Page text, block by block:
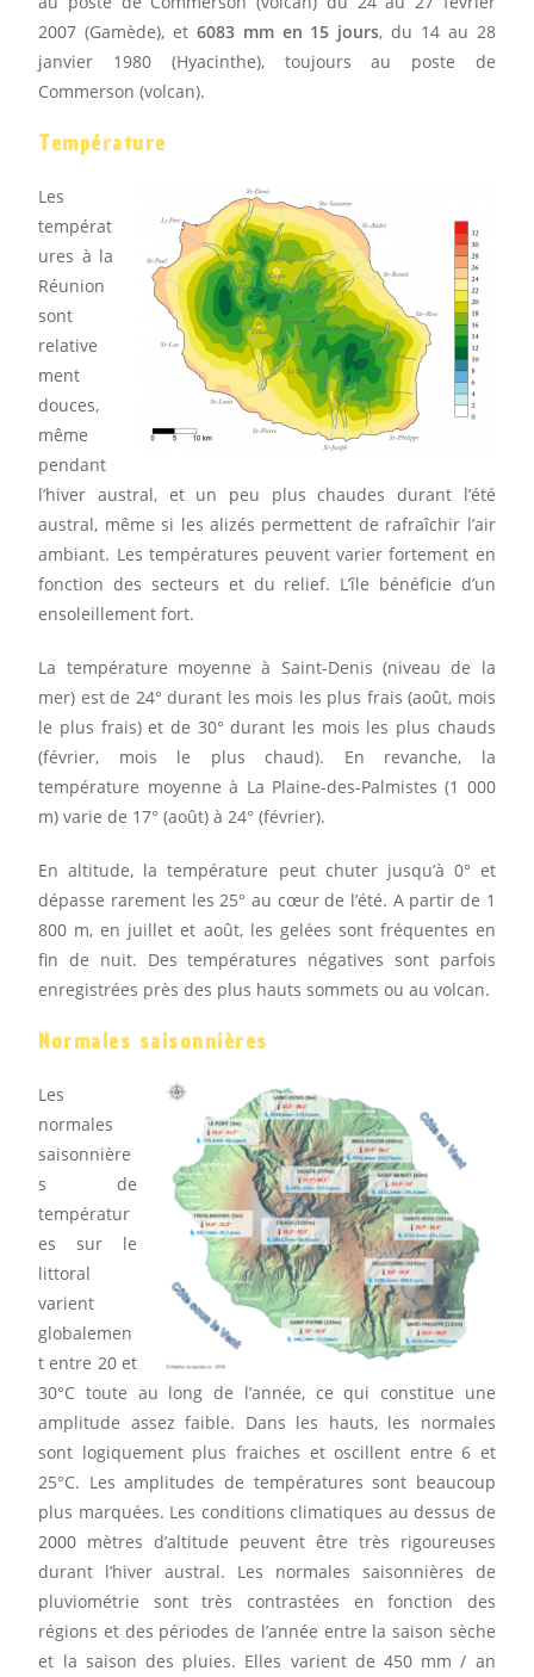
2007 (Gamède), et 6083 mm en 15 jours, du 14 au 28
janvier 1980 (Hyacinthe), toujours au poste de
Commerson (volcan).
Température
Les
températ
ures à la
Réunion
sont
relative
ment
douces,
même
pendant
l’hiver austral, et un peu plus chaudes durant l’été
austral, même si les alizés permettent de rafraîchir l’air
ambiant. Les températures peuvent varier fortement en
fonction des secteurs et du relief. L’île bénéficie d’un
ensoleillement fort.
La température moyenne à Saint-Denis (niveau de la
mer) est de 24° durant les mois les plus frais (août, mois
le plus frais) et de 30° durant les mois les plus chauds
(février, mois le plus chaud). En revanche, la
température moyenne à La Plaine-des-Palmistes (1 000
m) varie de 17° (août) à 24° (février).
En altitude, la température peut chuter jusqu’à 0° et
dépasse rarement les 25° au cœur de l’été. A partir de 1
800 m, en juillet et août, les gelées sont fréquentes en
fin de nuit. Des températures négatives sont parfois
enregistrées près des plus hauts sommets ou au volcan.
Normales saisonnières
Les
normales
saisonnière
s de
températur
es sur le
littoral
varient
globalemen
t entre 20 et
30°C toute au long de l’année, ce qui constitue une
amplitude assez faible. Dans les hauts, les normales
sont logiquement plus fraiches et oscillent entre 6 et
25°C. Les amplitudes de températures sont beaucoup
plus marquées. Les conditions climatiques au dessus de
2000 mètres d’altitude peuvent être très rigoureuses
durant l’hiver austral. Les normales saisonnières de
pluviométrie sont très contrastées en fonction des
régions et des périodes de l’année entre la saison sèche
et la saison des pluies. Elles varient de 450 mm / an